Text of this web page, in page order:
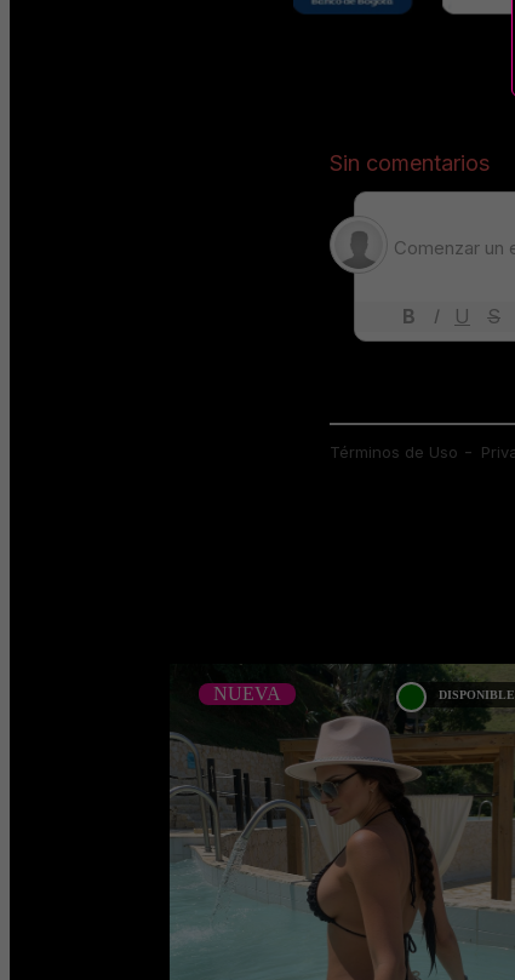
NUEVA DISPONIBLE
SCARLET SMITH-
CATALOGO PLATINO
NUEVA
Platinum Esta modelo pertenece a
nuestro Catálogo Privado Platinum.
Selección privada de modelos con un
nivel de belleza y perform ...